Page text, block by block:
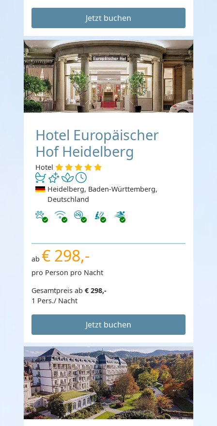
Jetzt buchen
Hotel Europäischer
Hof Heidelberg
Hotel
Heidelberg, Baden-Württemberg,
Deutschland
Haustiere erlaubt
InternetNichtraucher
ab € 298,-
pro Person pro Nacht
Gesamtpreis ab € 298,-
1 Pers./ Nacht
Jetzt buchen